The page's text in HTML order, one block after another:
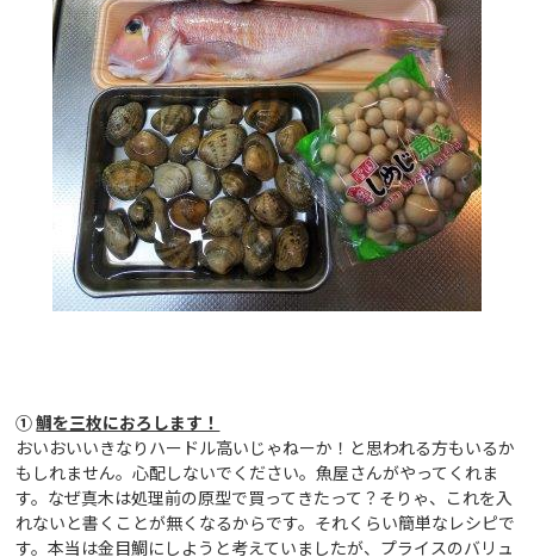
①鯛を三枚におろします！
おいおいいきなりハードル高いじゃねーか！と思われる方もいるか
もしれません。心配しないでください。魚屋さんがやってくれま
す。なぜ真木は処理前の原型で買ってきたって？そりゃ、これを入
れないと書くことが無くなるからです。それくらい簡単なレシピで
す。本当は金目鯛にしようと考えていましたが、プライスのバリュ